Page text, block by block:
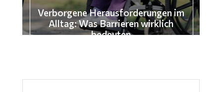
Verborgene Herausforderungen im
Alltag: Was Barrieren wirklich
bedeuten